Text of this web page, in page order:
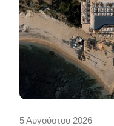
5 Αυγούστου 2026